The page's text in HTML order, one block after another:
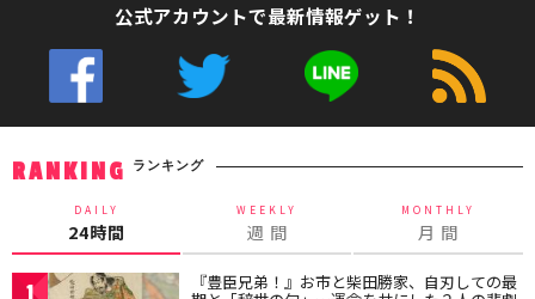
公式アカウントで最新情報ゲット！
RANKING ランキング
DAILY
24時間
WEEKLY
週 間
MONTHLY
月 間
1 『豊臣兄弟！』お市と柴田勝家、自刃しての最